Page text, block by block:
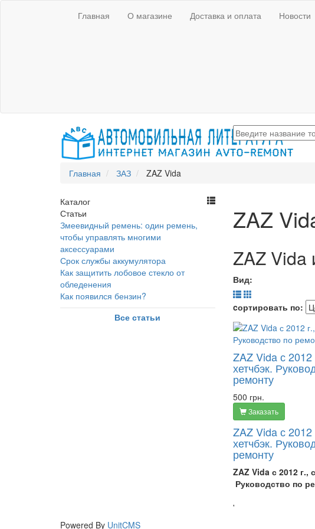
Главная О магазине Доставка и оплата Новости
Главная ЗАЗ ZAZ Vida
Каталог
Статьи
Змеевидный ремень: один ремень,
чтобы управлять многими
аксессуарами
Срок службы аккумулятора
Как защитить лобовое стекло от
обледенения
Как появился бензин?
Все статьи
ZAZ
ZAZ Vida
Вид:
cортировать по:
ZAZ Vida с 2012
хетчбэк.
ремонту
500 грн.
Заказать
ZAZ Vida с 2012
хетчбэк.
ремонту
ZAZ Vida с 2012 г.,
Руководство по
'
Powered By UnitCMS